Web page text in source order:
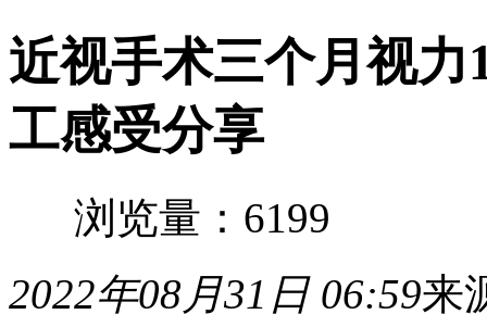
近视手术三个月视
工感受分享
浏览量：6199
2022年08月31日 06:59来